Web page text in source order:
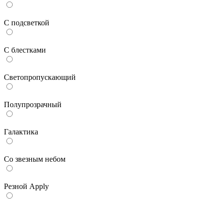
С подсветкой
С блестками
Светопропускающий
Полупрозрачный
Галактика
Со звезным небом
Резной Apply